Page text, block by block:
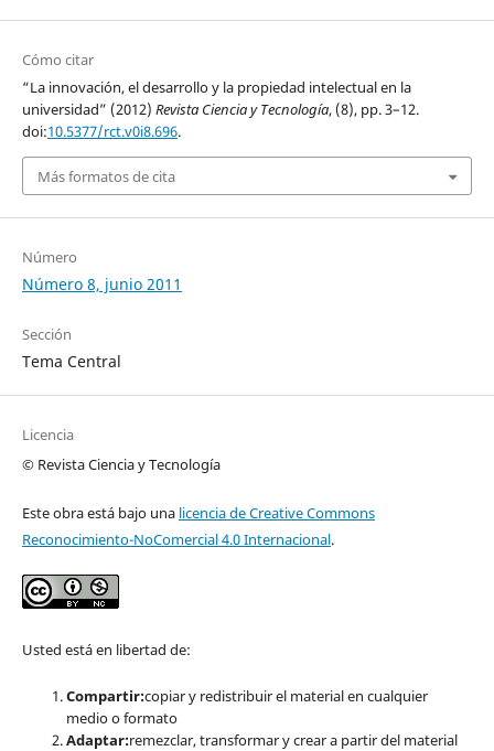
Cómo citar
“La innovación, el desarrollo y la propiedad intelectual en la
universidad” (2012) Revista Ciencia y Tecnología, (8), pp. 3–12.
doi:10.5377/rct.v0i8.696.
Más formatos de cita
Número
Número 8, junio 2011
Sección
Tema Central
Licencia
© Revista Ciencia y Tecnología
Este obra está bajo una licencia de Creative Commons
Reconocimiento-NoComercial 4.0 Internacional.
Usted está en libertad de:
Compartir:copiar y redistribuir el material en cualquier
medio o formato
Adaptar:remezclar, transformar y crear a partir del material